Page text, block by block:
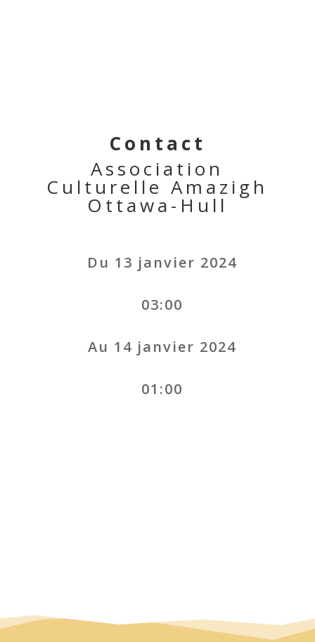
Contact
Association
Culturelle Amazigh
Ottawa-Hull
Du 13 janvier 2024
03:00
Au 14 janvier 2024
01:00